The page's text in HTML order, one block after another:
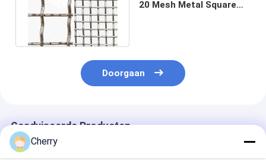
20 Mesh Metal Square
Doorgaan
Geadviseerde Producten
Cherry